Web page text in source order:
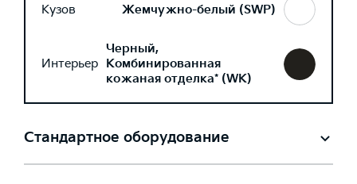
Кузов Жемчужно-белый (SWP)
Интерьер
Черный,
Комбинированная
кожаная отделка* (WK)
Стандартное оборудование